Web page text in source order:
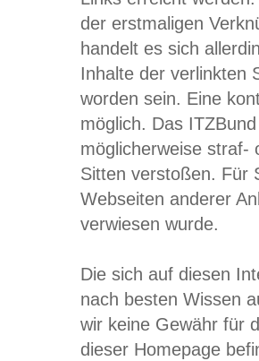
der erstmaligen
handelt es sich
Inhalte der verlinkten
worden sein. Eine
möglich. Das
möglicherweise straf-
Sitten verstoßen. Für
Webseiten anderer
verwiesen wurde.
Die sich auf diesen
nach besten Wissen
wir keine Gewähr für
dieser Homepage